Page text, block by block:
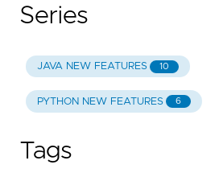
Series
JAVA NEW FEATURES 10
PYTHON NEW FEATURES 6
Tags